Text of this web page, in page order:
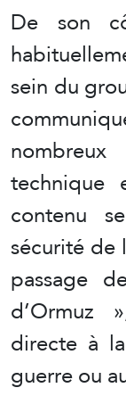
De son
sein du
technique
contenu
sécurité
passage
d’Ormuz
directe à
guerre ou